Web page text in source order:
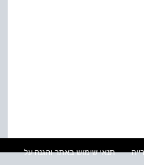
תנאי שימוש באתר והגנה על